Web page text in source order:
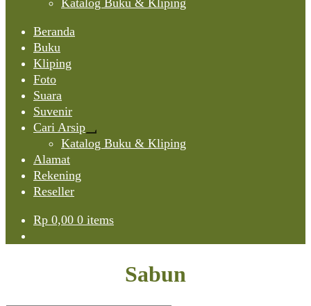
Katalog Buku & Kliping
Beranda
Buku
Kliping
Foto
Suara
Suvenir
Cari Arsip
Expand
child
Katalog Buku & Kliping
Alamat
Rekening
Reseller
Rp 0,00 0 items
Sabun